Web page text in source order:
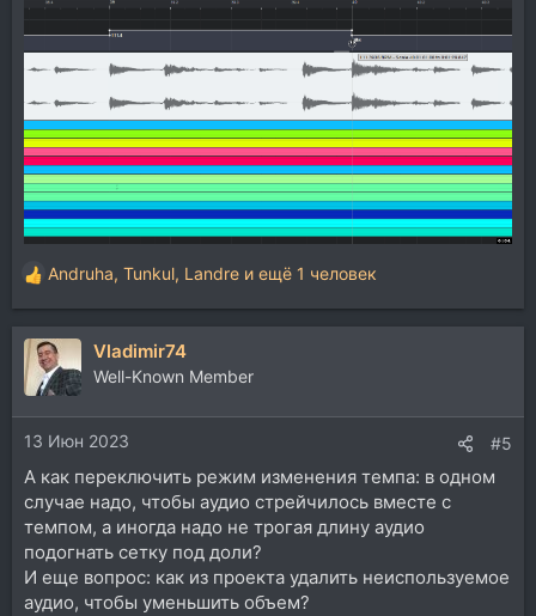
Р
е
а
к
ц
и
и
:
Andruha, Tunkul, Landre и ещё 1 человек
Vladimir74
Well-Known Member
13 Июн 2023 #5
А как переключить режим изменения темпа: в одном
случае надо, чтобы аудио стрейчилось вместе с
темпом, а иногда надо не трогая длину аудио
подогнать сетку под доли?
И еще вопрос: как из проекта удалить неиспользуемое
аудио, чтобы уменьшить объем?